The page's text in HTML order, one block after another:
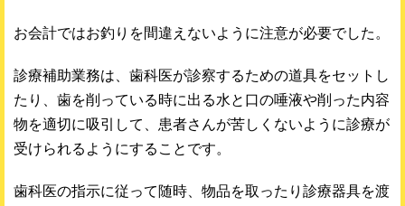
お会計ではお釣りを間違えないように注意が必要でした。
診療補助業務は、歯科医が診察するための道具をセットし
たり、歯を削っている時に出る水と口の唾液や削った内容
物を適切に吸引して、患者さんが苦しくないように診療が
受けられるようにすることです。
歯科医の指示に従って随時、物品を取ったり診療器具を渡